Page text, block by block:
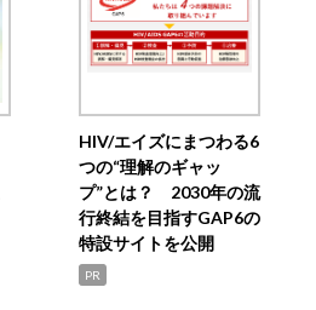
HIV/エイズにまつわる6
つの“理解のギャッ
プ”とは？ 2030年の流
行終結を目指すGAP6の
特設サイトを公開
PR